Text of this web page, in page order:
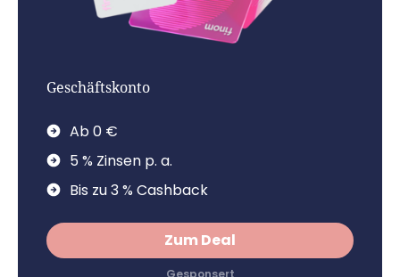
Geschäftskonto
Ab 0 €
5 % Zinsen p. a.
Bis zu 3 % Cashback
Zum Deal